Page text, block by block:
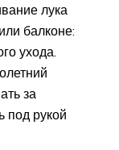
лука
балконе:
ухода.
за
под рукой